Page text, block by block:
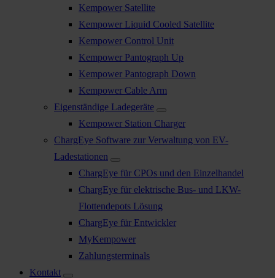
Kempower Satellite
Kempower Liquid Cooled Satellite
Kempower Control Unit
Kempower Pantograph Up
Kempower Pantograph Down
Kempower Cable Arm
Eigenständige Ladegeräte
Kempower Station Charger
ChargEye Software zur Verwaltung von EV-
Ladestationen
ChargEye für CPOs und den Einzelhandel
ChargEye für elektrische Bus- und LKW-
Flottendepots Lösung
ChargEye für Entwickler
MyKempower
Zahlungsterminals
Kontakt